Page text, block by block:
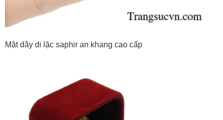
Mặt dây di lặc saphir an khang cao cấp